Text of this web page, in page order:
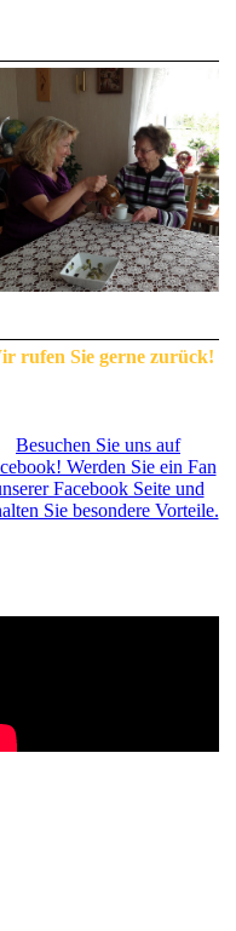
rufen Sie gerne zurück!
Besuchen Sie uns auf
Werden Sie ein Fan
Facebook Seite und
Sie besondere Vorteile.